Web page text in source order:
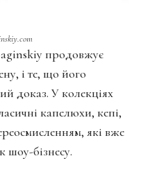
продовжує
і те, що його
доказ. У колекціях
капелюхи, кепі,
які вже
шоу-бізнесу.